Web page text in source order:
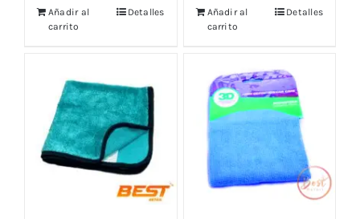
Añadir al
carrito
Detalles
Añadir al
carrito
Detalles